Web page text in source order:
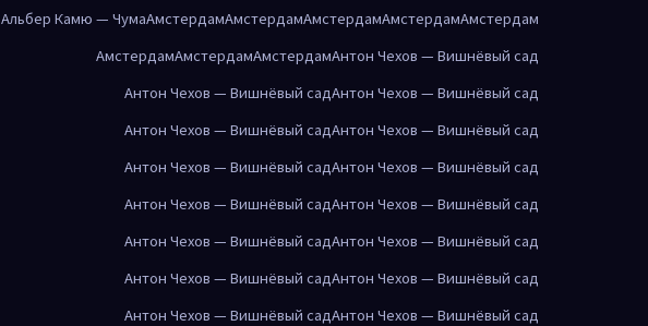
Альбер Камю — ЧумаАмстердамАмстердамАмстердамАмстердамАмстердам
АмстердамАмстердамАмстердамАнтон Чехов — Вишнёвый сад
Антон Чехов — Вишнёвый садАнтон Чехов — Вишнёвый сад
Антон Чехов — Вишнёвый садАнтон Чехов — Вишнёвый сад
Антон Чехов — Вишнёвый садАнтон Чехов — Вишнёвый сад
Антон Чехов — Вишнёвый садАнтон Чехов — Вишнёвый сад
Антон Чехов — Вишнёвый садАнтон Чехов — Вишнёвый сад
Антон Чехов — Вишнёвый садАнтон Чехов — Вишнёвый сад
Антон Чехов — Вишнёвый садАнтон Чехов — Вишнёвый сад